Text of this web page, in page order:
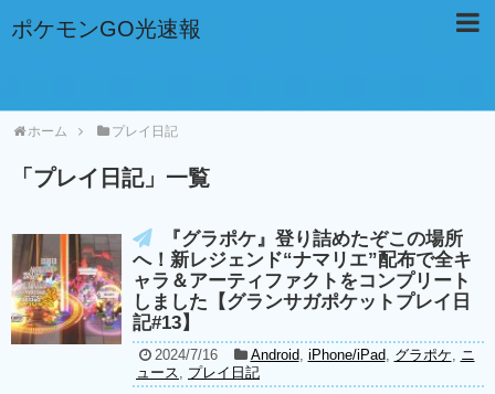
ポケモンGO光速報
ホーム プレイ日記
「 プレイ日記」 一覧
『グラポケ』登り詰めたぞこの場所
へ！新レジェンド“ナマリエ”配布で全キ
ャラ＆アーティファクトをコンプリート
しました【グランサガポケットプレイ日
記#13】
2024/7/16 Android, iPhone/iPad, グラポケ, ニ
ュース, プレイ日記